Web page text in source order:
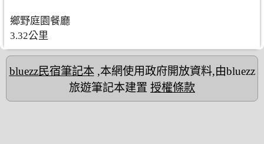
鄉野庭園餐廳
3.32公里
bluezz民宿筆記本,本網使用政府開放資料,由bluezz
旅遊筆記本建置 授權條款